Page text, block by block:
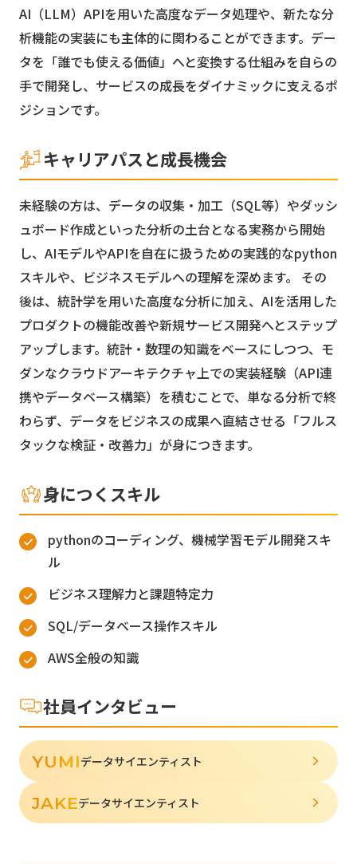
AI（LLM）APIを用いた高度なデータ処理や、新たな分
析機能の実装にも主体的に関わることができます。デー
タを「誰でも使える価値」へと変換する仕組みを自らの
手で開発し、サービスの成長をダイナミックに支えるポ
ジションです。
キャリアパスと成長機会
未経験の方は、データの収集・加工（SQL等）やダッシ
ュボード作成といった分析の土台となる実務から開始
し、AIモデルやAPIを自在に扱うための実践的なpython
スキルや、ビジネスモデルへの理解を深めます。 その
後は、統計学を用いた高度な分析に加え、AIを活用した
プロダクトの機能改善や新規サービス開発へとステップ
アップします。統計・数理の知識をベースにしつつ、モ
ダンなクラウドアーキテクチャ上での実装経験（API連
携やデータベース構築）を積むことで、単なる分析で終
わらず、データをビジネスの成果へ直結させる「フルス
タックな検証・改善力」が身につきます。
身につくスキル
pythonのコーディング、機械学習モデル開発スキ
ル
ビジネス理解力と課題特定力
SQL/データベース操作スキル
AWS全般の知識
社員インタビュー
YUMIデータサイエンティスト
JAKEデータサイエンティスト